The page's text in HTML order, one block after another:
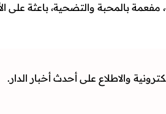
بالمحبة والتضحية، باعثة على
والاطلاع على أحدث أخبار الدار.